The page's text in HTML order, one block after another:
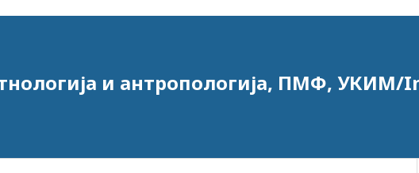
и антропологија, ПМФ,